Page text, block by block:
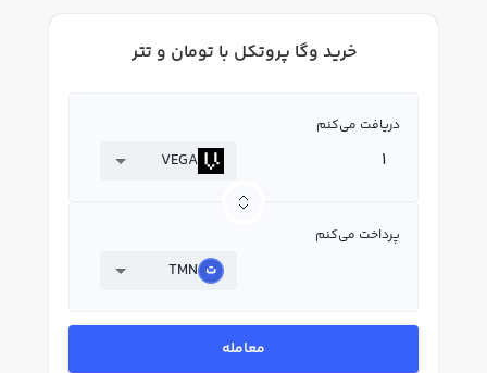
خرید وگا پروتکل با تومان و تتر
دریافت می‌کنم
VEGA
پرداخت می‌کنم
TMN
معامله